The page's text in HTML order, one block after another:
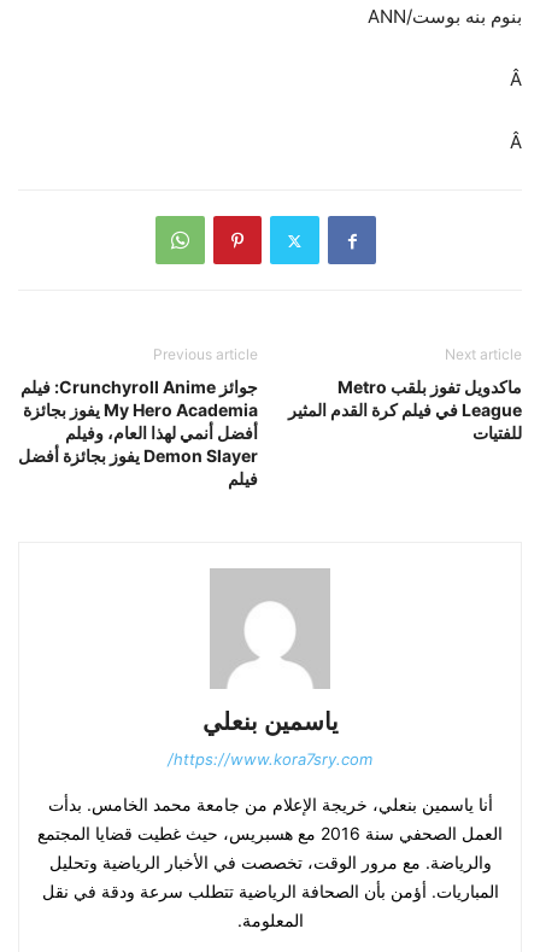
بنوم بنه بوست/ANN
Â
Â
Previous article
جوائز Crunchyroll Anime: فيلم
My Hero Academia يفوز بجائزة
أفضل أنمي لهذا العام، وفيلم
Demon Slayer يفوز بجائزة أفضل
فيلم
Next article
ماكدويل تفوز بلقب Metro
League في فيلم كرة القدم المثير
للفتيات
ياسمين بنعلي
https://www.kora7sry.com/
أنا ياسمين بنعلي، خريجة الإعلام من جامعة محمد الخامس. بدأت
العمل الصحفي سنة 2016 مع هسبريس، حيث غطيت قضايا المجتمع
والرياضة. مع مرور الوقت، تخصصت في الأخبار الرياضية وتحليل
المباريات. أؤمن بأن الصحافة الرياضية تتطلب سرعة ودقة في نقل
المعلومة.